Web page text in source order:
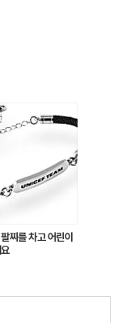
찌를 차고 어린이